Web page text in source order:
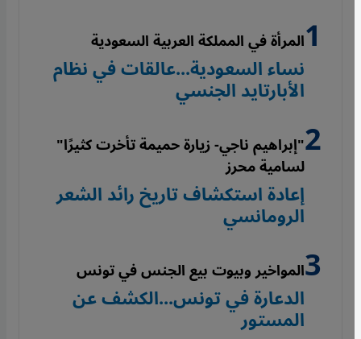
المرأة في المملكة العربية السعودية
نساء السعودية...عالقات في نظام
الأبارتايد الجنسي
"إبراهيم ناجي- زيارة حميمة تأخرت كثيرًا"
لسامية محرز
إعادة استكشاف تاريخ رائد الشعر
الرومانسي
المواخير وبيوت بيع الجنس في تونس
الدعارة في تونس...الكشف عن
المستور